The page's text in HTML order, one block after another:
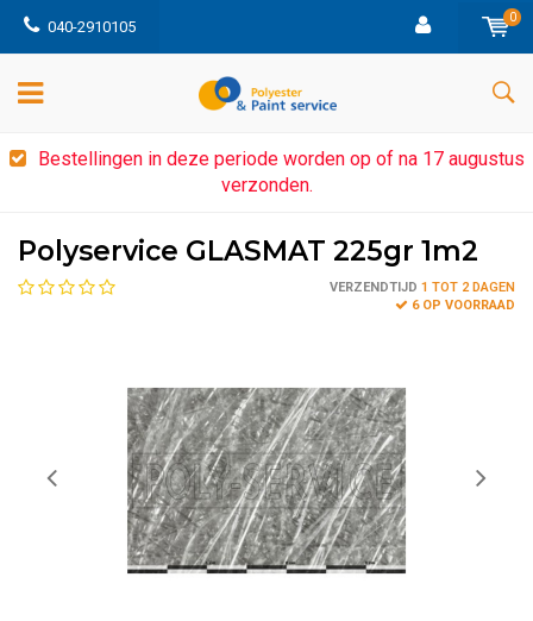
040-2910105
0
Bestellingen in deze periode worden op of na 17 augustus
verzonden.
Polyservice GLASMAT 225gr 1m2
VERZENDTIJD 1 TOT 2 DAGEN
6 OP VOORRAAD